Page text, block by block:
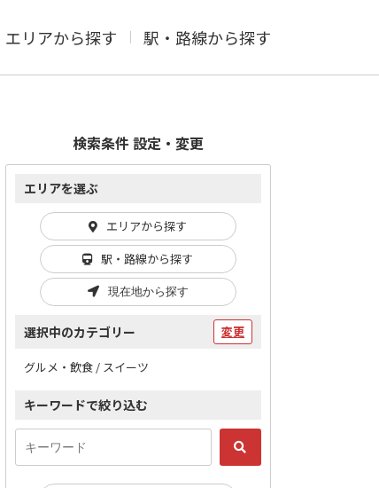
エリアから探す 駅・路線から探す
検索条件 設定・変更
エリアを選ぶ
エリアから探す
駅・路線から探す
現在地から探す
選択中のカテゴリー 変更
グルメ・飲食 / スイーツ
キーワードで絞り込む